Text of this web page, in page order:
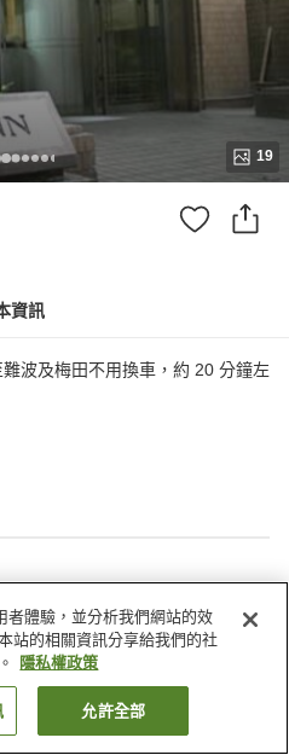
19
資訊
波及梅田不用換車，約 20 分鐘左
公共澡堂
公園公寓式旅館
客房
者體驗，並分析我們網站的效
站的相關資訊分享給我們的社
隱私權政策
允許全部